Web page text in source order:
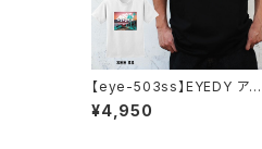
【eye-503ss】EYEDY アイ
ディー SSメンズ レディース
ユニセックス SEE 半袖 カット
¥4,950